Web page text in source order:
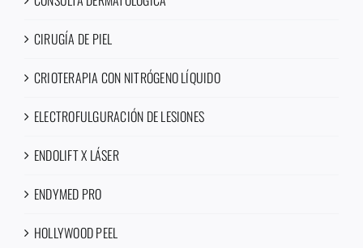
CIRUGÍA DE PIEL
CRIOTERAPIA CON NITRÓGENO LÍQUIDO
ELECTROFULGURACIÓN DE LESIONES
ENDOLIFT X LÁSER
ENDYMED PRO
HOLLYWOOD PEEL